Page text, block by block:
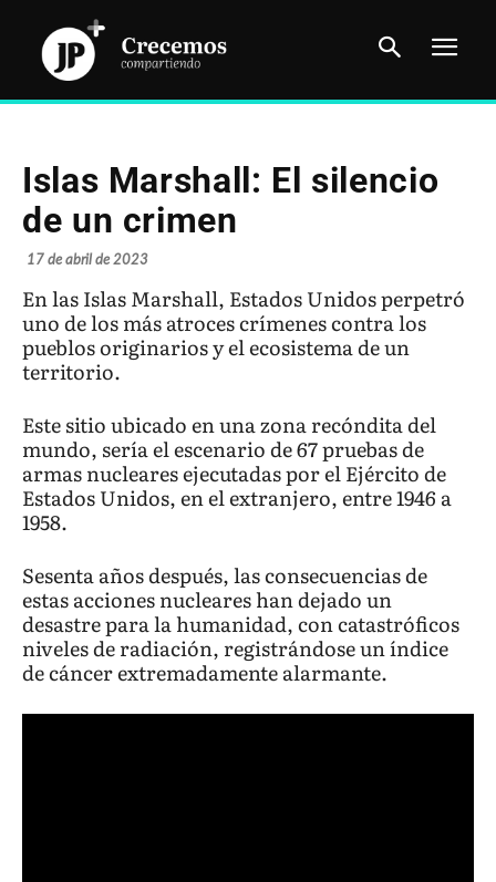
Islas Marshall: El silencio
de un crimen
17 de abril de 2023
En las Islas Marshall, Estados Unidos perpetró
uno de los más atroces crímenes contra los
pueblos originarios y el ecosistema de un
territorio.
Este sitio ubicado en una zona recóndita del
mundo, sería el escenario de 67 pruebas de
armas nucleares ejecutadas por el Ejército de
Estados Unidos, en el extranjero, entre 1946 a
1958.
Sesenta años después, las consecuencias de
estas acciones nucleares han dejado un
desastre para la humanidad, con catastróficos
niveles de radiación, registrándose un índice
de cáncer extremadamente alarmante.